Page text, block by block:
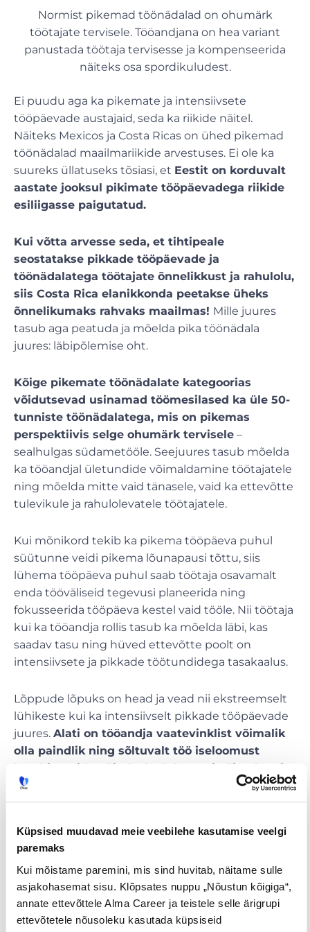
Küpsised muudavad meie veebilehe kasutamise veelgi
paremaks
Kui mõistame paremini, mis sind huvitab, näitame sulle
asjakohasemat sisu. Klõpsates nuppu „Nõustun kõigiga“,
annate ettevõttele Alma Career ja teistele selle ärigrupi
ettevõtetele nõusoleku kasutada küpsiseid
Normist pikemad töönädalad on ohumärk
töötajate tervisele. Tööandjana on hea variant
panustada töötaja tervisesse ja kompenseerida
näiteks osa spordikuludest.
Ei puudu aga ka pikemate ja intensiivsete
tööpäevade austajaid, seda ka riikide näitel.
Näiteks Mexicos ja Costa Ricas on ühed pikemad
töönädalad maailmariikide arvestuses. Ei ole ka
suureks üllatuseks tõsiasi, et Eestit on korduvalt
aastate jooksul pikimate tööpäevadega riikide
esiliigasse paigutatud.
Kui võtta arvesse seda, et tihtipeale
seostatakse pikkade tööpäevade ja
töönädalatega töötajate õnnelikkust ja rahulolu,
siis Costa Rica elanikkonda peetakse üheks
õnnelikumaks rahvaks maailmas! Mille juures
tasub aga peatuda ja mõelda pika töönädala
juures: läbipõlemise oht.
Kõige pikemate töönädalate kategoorias
võidutsevad usinamad töömesilased ka üle 50-
tunniste töönädalatega, mis on pikemas
perspektiivis selge ohumärk tervisele –
sealhulgas südametööle. Seejuures tasub mõelda
ka tööandjal ületundide võimaldamine töötajatele
ning mõelda mitte vaid tänasele, vaid ka ettevõtte
tulevikule ja rahulolevatele töötajatele.
Kui mõnikord tekib ka pikema tööpäeva puhul
süütunne veidi pikema lõunapausi tõttu, siis
lühema tööpäeva puhul saab töötaja osavamalt
enda tööväliseid tegevusi planeerida ning
fokusseerida tööpäeva kestel vaid tööle. Nii töötaja
kui ka tööandja rollis tasub ka mõelda läbi, kas
saadav tasu ning hüved ettevõtte poolt on
intensiivsete ja pikkade töötundidega tasakaalus.
Lõppude lõpuks on head ja vead nii ekstreemselt
lühikeste kui ka intensiivselt pikkade tööpäevade
juures. Alati on tööandja vaatevinklist võimalik
olla paindlik ning sõltuvalt töö iseloomust
kombineerida näiteks kodukontori võimalust ja
pikemaid tööpäevi.
sajaprotsendiliselt möödapääsmatu, siis tasub
kaaluda lühemaid tööpäevi.
Üleminek lühematele tööpäevadele vajab
harjumist, ent üleminek ei pea olema ka radikaalne
–esialgu võib teha ka reegli: näiteks